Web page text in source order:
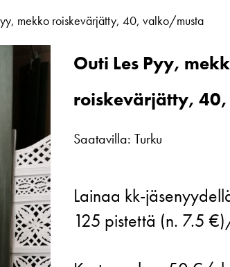
mekko roiskevärjätty, 40, valko/musta
Outi Les Pyy,
roiskevärjätty,
Saatavilla: Turku
Les
Pyy,
Lainaa kk-
125 pistettä (n. 7.5